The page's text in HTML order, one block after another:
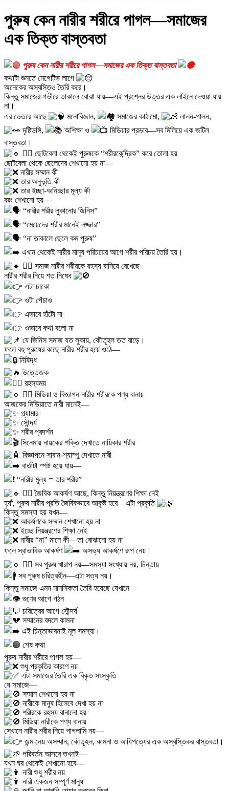
পুরুষ কেন নারীর শরীরে পাগল—সমাজের
এক তিক্ত বাস্তবতা
পুরুষ কেন নারীর শরীরে পাগল—সমাজের এক তিক্ত বাস্তবতা
কথাটা শুনতে নেগেটিভ লাগে
অনেকের অস্বস্তিও তৈরি করে।
কিন্তু সমাজের গভীরে তাকালে বোঝা যায়—এই প্রশ্নের উত্তর এক লাইনে দেওয়া যায়
না।
এর ভেতরে আছে
মনোবিজ্ঞান, সমাজের কাঠামো,
লালন-পালন,
দৃষ্টিভঙ্গি,
অশিক্ষা ও
মিডিয়ার প্রভাব—সব মিলিয়ে এক জটিল
বাস্তবতা।
১️⃣ ছোটবেলা থেকেই পুরুষকে “শরীরকেন্দ্রিক” করে তোলা হয়
ছোটবেলা থেকে ছেলেদের শেখানো হয় না—
নারীর সম্মান কী
তার অনুভূতি কী
তার ইচ্ছা-অনিচ্ছার মূল্য কী
বরং শেখানো হয়—
“নারীর শরীর লুকানোর জিনিস”
“মেয়েদের শরীর মানেই লজ্জার”
“না তাকালে ছেলে কম পুরুষ”
এখান থেকেই নারীর মানুষ পরিচয়ের আগে শরীর পরিচয় তৈরি হয়।
২️⃣ সমাজ নারীর শরীরকে রহস্য বানিয়ে রেখেছে
নারীর শরীর নিয়ে শত নিষেধ
এটা ঢাকো
ওটা পেঁচাও
এভাবে হাঁটো না
ওভাবে কথা বলো না
যে জিনিস সমাজ যত লুকায়, কৌতূহল তত বাড়ে।
ফলে বহু পুরুষের কাছে নারীর শরীর হয়ে ওঠে—
নিষিদ্ধ
উত্তেজক
রহস্যময়
৩️⃣ মিডিয়া ও বিজ্ঞাপন নারীর শরীরকে পণ্য বানায়
আজকের মিডিয়াতে নারী মানেই—
গ্ল্যামার
সৌন্দর্য
শরীর প্রদর্শন
সিনেমায় নায়কের শক্তি দেখাতে নায়িকার শরীর
বিজ্ঞাপনে সাবান-শ্যাম্পু দেখাতে নারী
বার্তাটা স্পষ্ট হয়ে যায়—
“নারীর মূল্য = তার শরীর”
৪️⃣ জৈবিক আকর্ষণ আছে, কিন্তু নিয়ন্ত্রণের শিক্ষা নেই
হ্যাঁ, পুরুষ নারীর প্রতি জৈবিকভাবে আকৃষ্ট হবে—এটা প্রকৃতি
কিন্তু সমস্যা হয় যখন—
আকর্ষণকে সম্মান শেখানো হয় না
ইচ্ছে নিয়ন্ত্রণের শিক্ষা নেই
নারীর “না” মানে কী—তা বোঝানো হয় না
ফলে স্বাভাবিক আকর্ষণ
অসভ্য আকর্ষণে রূপ নেয়।
৫️⃣ সব পুরুষ খারাপ নয়—সমস্যা সংখ্যায় নয়, চিন্তায়
সব পুরুষ চরিত্রহীন—এটা সত্য নয়।
কিন্তু সমাজে এমন মানসিকতা তৈরি হয়েছে যেখানে—
গুণের আগে গঠন
চরিত্রের আগে সৌন্দর্য
সম্মানের বদলে কামনা
এই চিন্তাভাবনাই মূল সমস্যা।
শেষ কথা
পুরুষ নারীর শরীরে পাগল হয়—
শুধু প্রকৃতির কারণে নয়
এটা সমাজের তৈরি এক বিকৃত সংস্কৃতি
যে সমাজে—
সম্মান শেখানো হয় না
নারীকে মানুষ হিসেবে দেখা হয় না
শরীরকে রহস্য বানানো হয়
মিডিয়া নারীকে পণ্য বানায়
সেখানে নারীর শরীর নিয়ে পাগলামি নয়—
জন্ম নেয় অসম্মান, কৌতূহল, কামনা ও আধিপত্যের এক অস্বস্তিকর বাস্তবতা।
পরিবর্তন আসবে তখনই—
যখন ঘর থেকেই শেখানো হবে—
নারী শুধু শরীর নয়
নারী একজন সম্পূর্ণ মানুষ